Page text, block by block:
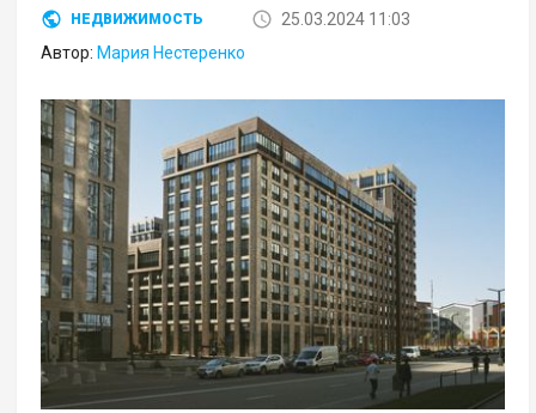
НЕДВИЖИМОСТЬ
25.03.2024 11:03
Автор: Мария Нестеренко